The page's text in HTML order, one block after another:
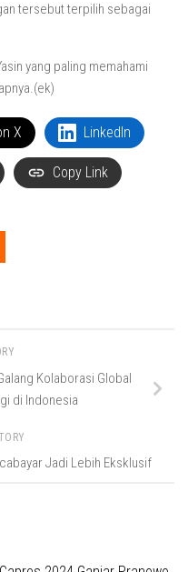
tersebut terpilih sebagai
yang paling memahami
X LinkedIn
Copy Link
Kolaborasi Global
di Indonesia
Jadi Lebih Eksklusif